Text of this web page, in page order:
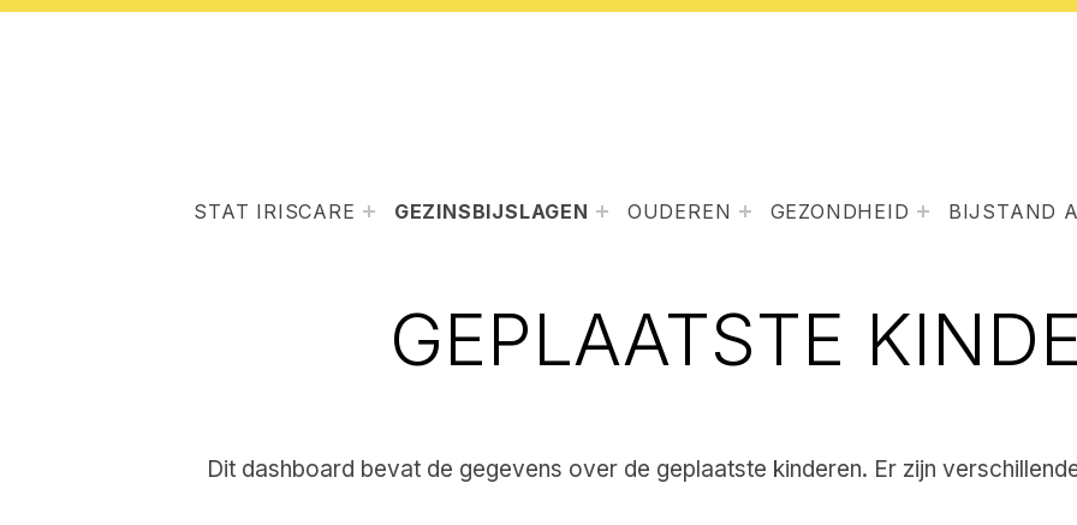
STAT IRISCARE GEZINSBIJSLAGEN OUDEREN GEZONDHEID BIJSTAND
GEPLAATSTE
Dit dashboard bevat de gegevens over de geplaatste kinderen. Er zijn